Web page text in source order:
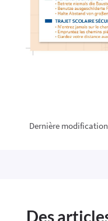
Dernière modification
Des